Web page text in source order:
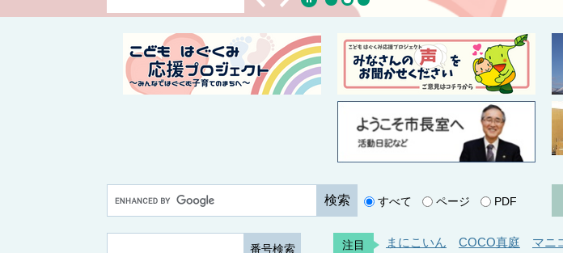
o
o
すべて ページ PDF
注目 まにこいん COCO真庭 マニ